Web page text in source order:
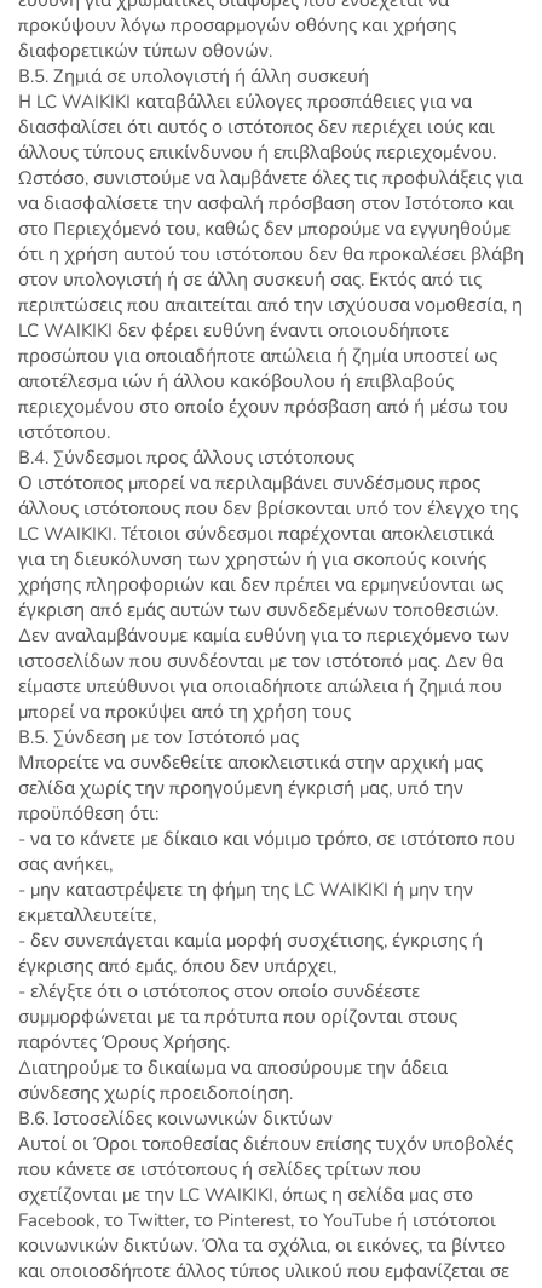
προκύψουν λόγω προσαρμογών οθόνης και χρήσης
διαφορετικών τύπων οθονών.
Β.5. Ζημιά σε υπολογιστή ή άλλη συσκευή
Η LC WAIKIKI καταβάλλει εύλογες προσπάθειες για να
διασφαλίσει ότι αυτός ο ιστότοπος δεν περιέχει ιούς και
άλλους τύπους επικίνδυνου ή επιβλαβούς περιεχομένου.
Ωστόσο, συνιστούμε να λαμβάνετε όλες τις προφυλάξεις για
να διασφαλίσετε την ασφαλή πρόσβαση στον Ιστότοπο και
στο Περιεχόμενό του, καθώς δεν μπορούμε να εγγυηθούμε
ότι η χρήση αυτού του ιστότοπου δεν θα προκαλέσει βλάβη
στον υπολογιστή ή σε άλλη συσκευή σας. Εκτός από τις
περιπτώσεις που απαιτείται από την ισχύουσα νομοθεσία, η
LC WAIKIKI δεν φέρει ευθύνη έναντι οποιουδήποτε
προσώπου για οποιαδήποτε απώλεια ή ζημία υποστεί ως
αποτέλεσμα ιών ή άλλου κακόβουλου ή επιβλαβούς
περιεχομένου στο οποίο έχουν πρόσβαση από ή μέσω του
ιστότοπου.
Β.4. Σύνδεσμοι προς άλλους ιστότοπους
Ο ιστότοπος μπορεί να περιλαμβάνει συνδέσμους προς
άλλους ιστότοπους που δεν βρίσκονται υπό τον έλεγχο της
LC WAIKIKI. Τέτοιοι σύνδεσμοι παρέχονται αποκλειστικά
για τη διευκόλυνση των χρηστών ή για σκοπούς κοινής
χρήσης πληροφοριών και δεν πρέπει να ερμηνεύονται ως
έγκριση από εμάς αυτών των συνδεδεμένων τοποθεσιών.
Δεν αναλαμβάνουμε καμία ευθύνη για το περιεχόμενο των
ιστοσελίδων που συνδέονται με τον ιστότοπό μας. Δεν θα
είμαστε υπεύθυνοι για οποιαδήποτε απώλεια ή ζημιά που
μπορεί να προκύψει από τη χρήση τους
Β.5. Σύνδεση με τον Ιστότοπό μας
Μπορείτε να συνδεθείτε αποκλειστικά στην αρχική μας
σελίδα χωρίς την προηγούμενη έγκρισή μας, υπό την
προϋπόθεση ότι:
- να το κάνετε με δίκαιο και νόμιμο τρόπο, σε ιστότοπο που
σας ανήκει,
- μην καταστρέψετε τη φήμη της LC WAIKIKI ή μην την
εκμεταλλευτείτε,
- δεν συνεπάγεται καμία μορφή συσχέτισης, έγκρισης ή
έγκρισης από εμάς, όπου δεν υπάρχει,
- ελέγξτε ότι ο ιστότοπος στον οποίο συνδέεστε
συμμορφώνεται με τα πρότυπα που ορίζονται στους
παρόντες Όρους Χρήσης.
Διατηρούμε το δικαίωμα να αποσύρουμε την άδεια
σύνδεσης χωρίς προειδοποίηση.
Β.6. Ιστοσελίδες κοινωνικών δικτύων
Αυτοί οι Όροι τοποθεσίας διέπουν επίσης τυχόν υποβολές
που κάνετε σε ιστότοπους ή σελίδες τρίτων που
σχετίζονται με την LC WAIKIKI, όπως η σελίδα μας στο
Facebook, το Twitter, το Pinterest, το YouTube ή ιστότοποι
κοινωνικών δικτύων. Όλα τα σχόλια, οι εικόνες, τα βίντεο
και οποιοσδήποτε άλλος τύπος υλικού που εμφανίζεται σε